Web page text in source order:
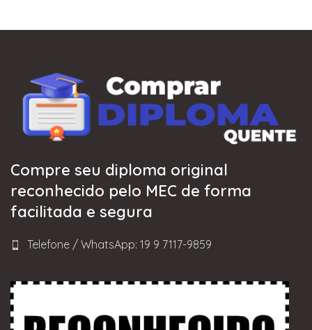
Compre seu diploma original
reconhecido pelo MEC de forma
facilitada e segura
Telefone / WhatsApp: 19 9 7117-9859